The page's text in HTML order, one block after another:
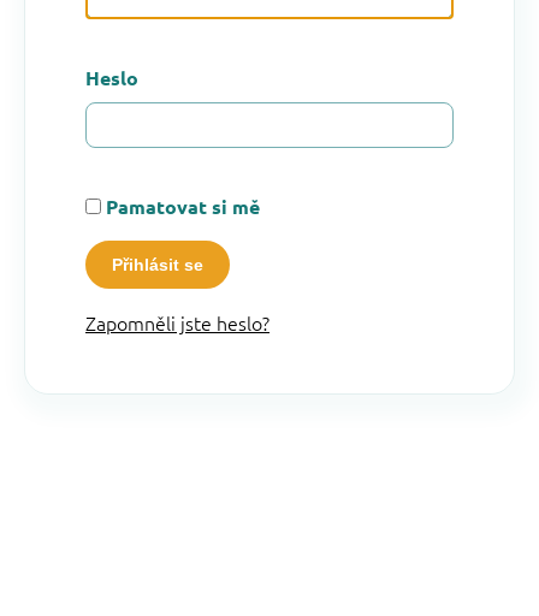
Heslo
Pamatovat si mě
Přihlásit se
Zapomněli jste heslo?